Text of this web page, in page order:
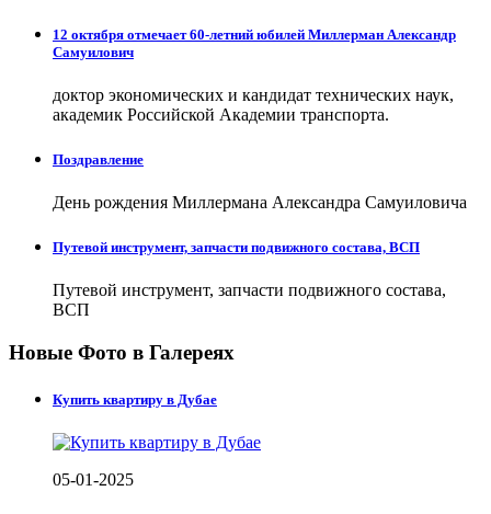
12 октября отмечает 60-летний юбилей Миллерман Александр
Самуилович
доктор экономических и кандидат технических наук,
академик Российской Академии транспорта.
Поздравление
День рождения Миллермана Александра Самуиловича
Путевой инструмент, запчасти подвижного состава, ВСП
Путевой инструмент, запчасти подвижного состава,
ВСП
Новые Фото в Галереях
Купить квартиру в Дубае
05-01-2025